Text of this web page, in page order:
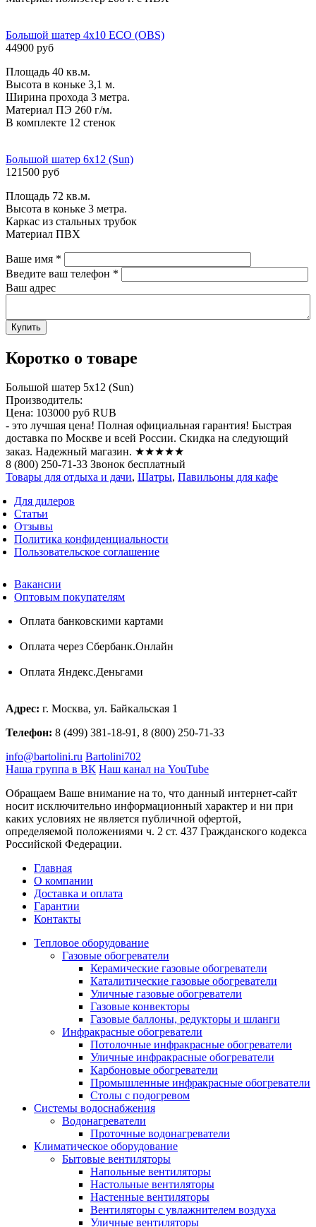
Большой шатер 4х10 ECO (OBS)
44900 руб
Площадь 40 кв.м.
Высота в коньке 3,1 м.
Ширина прохода 3 метра.
Материал ПЭ 260 г/м.
В комплекте 12 стенок
Большой шатер 6х12 (Sun)
121500 руб
Площадь 72 кв.м.
Высота в коньке 3 метра.
Каркас из стальных трубок
Материал ПВХ
Ваше имя *
Введите ваш телефон *
Ваш адрес
Коротко о товаре
Большой шатер 5х12 (Sun)
Производитель:
Цена: 103000 руб RUB
- это лучшая цена! Полная официальная гарантия! Быстрая
доставка по Москве и всей России. Скидка на следующий
заказ. Надежный магазин. ★★★★★
8 (800) 250-71-33 Звонок бесплатный
Товары для отдыха и дачи, Шатры, Павильоны для кафе
Для дилеров
Статьи
Отзывы
Политика конфиденциальности
Пользовательское соглашение
Вакансии
Оптовым покупателям
Оплата банковскими картами
Оплата через Сбербанк.Онлайн
Оплата Яндекс.Деньгами
Адрес: г. Москва, ул. Байкальская 1
Телефон: 8 (499) 381-18-91, 8 (800) 250-71-33
info@bartolini.ru Bartolini702
Наша группа в ВК Наш канал на YouTube
Обращаем Ваше внимание на то, что данный интернет-сайт
носит исключительно информационный характер и ни при
каких условиях не является публичной офертой,
определяемой положениями ч. 2 ст. 437 Гражданского кодекса
Российской Федерации.
Главная
О компании
Доставка и оплата
Гарантии
Контакты
Тепловое оборудование
Газовые обогреватели
Керамические газовые обогреватели
Каталитические газовые обогреватели
Уличные газовые обогреватели
Газовые конвекторы
Газовые баллоны, редукторы и шланги
Инфракрасные обогреватели
Потолочные инфракрасные обогреватели
Уличные инфракрасные обогреватели
Карбоновые обогреватели
Промышленные инфракрасные обогреватели
Столы с подогревом
Системы водоснабжения
Водонагреватели
Проточные водонагреватели
Климатическое оборудование
Бытовые вентиляторы
Напольные вентиляторы
Настольные вентиляторы
Настенные вентиляторы
Вентиляторы с увлажнителем воздуха
Уличные вентиляторы